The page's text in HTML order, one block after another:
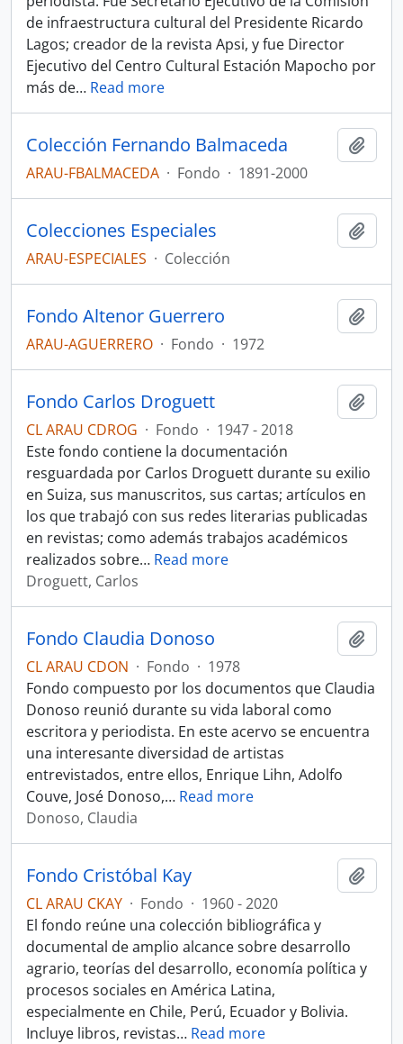
de infraestructura cultural del Presidente Ricardo
Lagos; creador de la revista Apsi, y fue Director
Ejecutivo del Centro Cultural Estación Mapocho por
más de… Read more
Colección Fernando Balmaceda
ARAU-FBALMACEDA · Fondo · 1891-2000
Colecciones Especiales
ARAU-ESPECIALES · Colección
Fondo Altenor Guerrero
ARAU-AGUERRERO · Fondo · 1972
Fondo Carlos Droguett
CL ARAU CDROG · Fondo · 1947 - 2018
Este fondo contiene la documentación
resguardada por Carlos Droguett durante su exilio
en Suiza, sus manuscritos, sus cartas; artículos en
los que trabajó con sus redes literarias publicadas
en revistas; como además trabajos académicos
realizados sobre… Read more
Droguett, Carlos
Fondo Claudia Donoso
CL ARAU CDON · Fondo · 1978
Fondo compuesto por los documentos que Claudia
Donoso reunió durante su vida laboral como
escritora y periodista. En este acervo se encuentra
una interesante diversidad de artistas
entrevistados, entre ellos, Enrique Lihn, Adolfo
Couve, José Donoso,… Read more
Donoso, Claudia
Fondo Cristóbal Kay
CL ARAU CKAY · Fondo · 1960 - 2020
El fondo reúne una colección bibliográfica y
documental de amplio alcance sobre desarrollo
agrario, teorías del desarrollo, economía política y
procesos sociales en América Latina,
especialmente en Chile, Perú, Ecuador y Bolivia.
Incluye libros, revistas… Read more